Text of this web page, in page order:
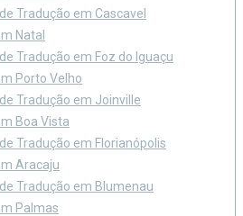
Tradução em Cascavel
Natal
Tradução em Foz do Iguaçu
Porto Velho
Tradução em Joinville
Boa Vista
Tradução em Florianópolis
Aracaju
Tradução em Blumenau
Palmas